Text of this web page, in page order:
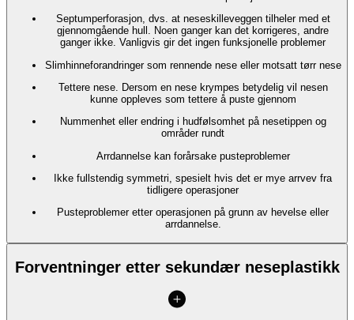
Septumperforasjon, dvs. at neseskilleveggen tilheler med et
gjennomgående hull. Noen ganger kan det korrigeres, andre
ganger ikke. Vanligvis gir det ingen funksjonelle problemer
Slimhinneforandringer som rennende nese eller motsatt tørr nese
Tettere nese. Dersom en nese krympes betydelig vil nesen
kunne oppleves som tettere å puste gjennom
Nummenhet eller endring i hudfølsomhet på nesetippen og
områder rundt
Arrdannelse kan forårsake pusteproblemer
Ikke fullstendig symmetri, spesielt hvis det er mye arrvev fra
tidligere operasjoner
Pusteproblemer etter operasjonen på grunn av hevelse eller
arrdannelse.
Forventninger etter sekundær neseplastikk